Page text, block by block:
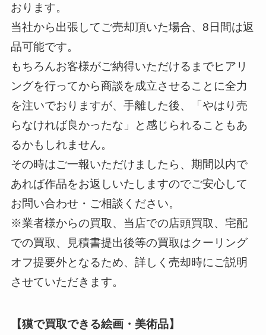
おります。
当社から出張してご売却頂いた場合、8日間は返
品可能です。
もちろんお客様がご納得いただけるまでヒアリ
ングを行ってから商談を成立させることに全力
を注いでおりますが、手離した後、「やはり売
らなければ良かったな」と感じられることもあ
るかもしれません。
その時はご一報いただけましたら、期間以内で
あれば作品をお返しいたしますのでご安心して
お問い合わせ・ご相談ください。
※業者様からの買取、当店での店頭買取、宅配
での買取、見積書提出後等の買取はクーリング
オフ提要外となるため、詳しく売却時にご説明
させていただきます。
【獏で買取できる絵画・美術品】